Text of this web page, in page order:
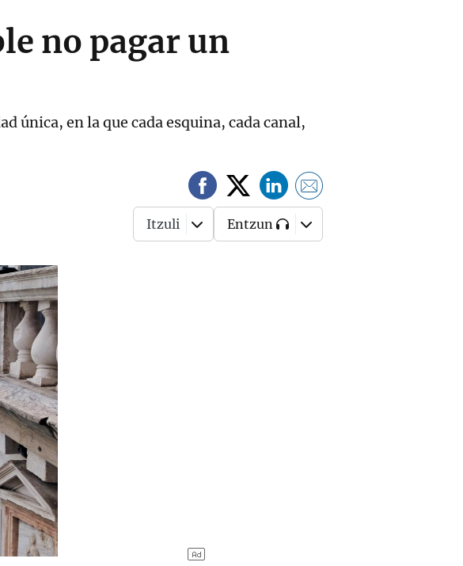
no pagar un
única, en la que cada esquina, cada canal,
Itzuli Entzun